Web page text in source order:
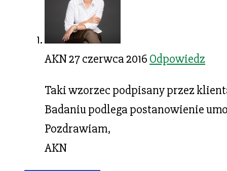
AKN27 czerwca 2016 Odpowiedz
Taki wzorzec podpisany przez
Badaniu podlega postanowienie
Pozdrawiam,
AKN